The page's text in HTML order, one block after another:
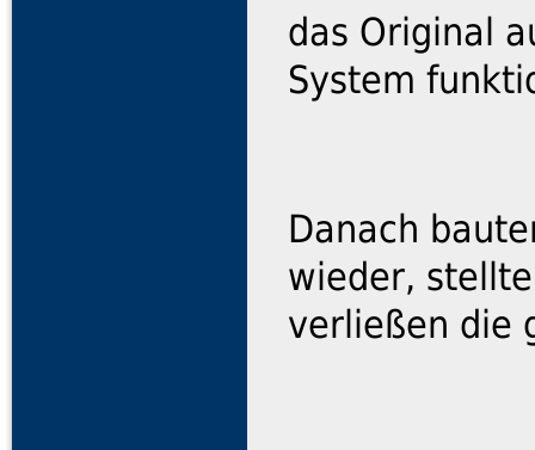
das Original
System
Danach
wieder,
verließen die